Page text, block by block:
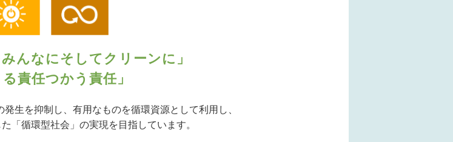
んなにそしてクリーンに」
る責任つかう責任」
生を抑制し、有用なものを循環資源として利用し、
「循環型社会」の実現を目指しています。